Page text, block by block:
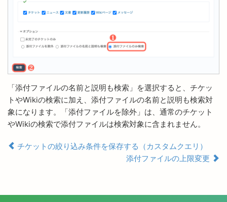
「添付ファイルの名前と説明も検索」を選択すると、チケッ
トやWikiの検索に加え、添付ファイルの名前と説明も検索対
象になります。「添付ファイルを除外」は、通常のチケット
やWikiの検索で添付ファイルは検索対象に含まれません。
チケットの絞り込み条件を保存する（カスタムクエリ）
添付ファイルの上限変更